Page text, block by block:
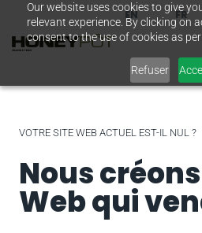
Our website uses cookies to give
relevant experience. By clicking on
consent to the use of cookies as
Refuser
Passer
contenu
EN FR
VOTRE SITE WEB ACTUEL EST-IL NUL ?
Nous
Web qui